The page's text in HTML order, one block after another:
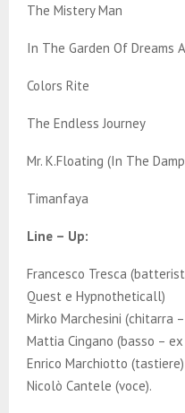
The Mistery Man
In The Garden Of Dreams
Colors Rite
The Endless Journey
Mr. K.Floating (In The
Timanfaya
Line – Up:
Francesco Tresca
Quest e Hypnotheticall)
Mirko Marchesini (chitarra
Mattia Cingano (basso –
Enrico Marchiotto (tastiere)
Nicolò Cantele (voce).